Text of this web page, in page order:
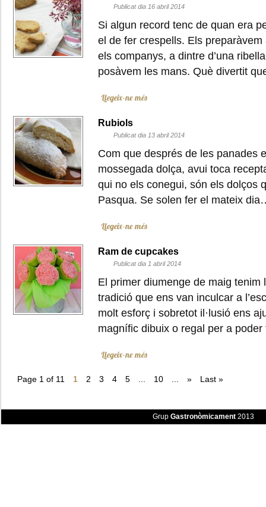
Publicat dia 16 abril 2014
Si algun record tenc de quan era
el de fer crespells. Els preparàvem
els companys, a dintre d’una
posàvem les mans. Què divertit
Llegeix-ne més
Rubiols
Publicat dia 13 abril 2014
Com que després de les panades
mossegada dolça, avui toca
qui no els conegui, són els dolços
Pasqua. Se solen fer el mateix
Llegeix-ne més
Ram de cupcakes
Publicat dia 1 abril 2014
El primer diumenge de maig tenim
tradició que ens van inculcar a
molt esforç i sobretot il·lusió ens
magnífic dibuix o regal per a
Llegeix-ne més
Page 1 of 11 1 2 3 4 5 10 » Last »
Grup Gastronòmicament2013